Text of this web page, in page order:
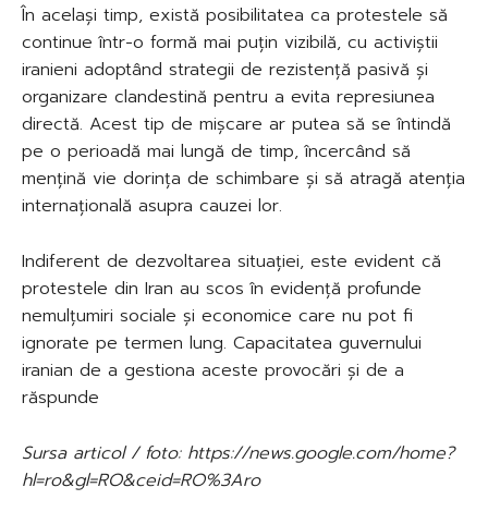
În același timp, există posibilitatea ca protestele să
continue într-o formă mai puțin vizibilă, cu activiștii
iranieni adoptând strategii de rezistență pasivă și
organizare clandestină pentru a evita represiunea
directă. Acest tip de mișcare ar putea să se întindă
pe o perioadă mai lungă de timp, încercând să
mențină vie dorința de schimbare și să atragă atenția
internațională asupra cauzei lor.
Indiferent de dezvoltarea situației, este evident că
protestele din Iran au scos în evidență profunde
nemulțumiri sociale și economice care nu pot fi
ignorate pe termen lung. Capacitatea guvernului
iranian de a gestiona aceste provocări și de a
răspunde
Sursa articol / foto: https://news.google.com/home?
hl=ro&gl=RO&ceid=RO%3Aro